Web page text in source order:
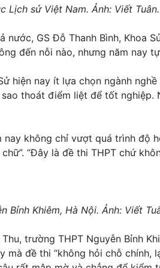
Lịch sử Việt Nam. Ảnh: Viết Tuân.
GS Đỗ Thanh Bình, Khoa
đến nỗi nào, nhưng năm nay
hiện nay ít lựa chọn ngành
thoát điểm liệt để tốt nghiệp.
nay không chỉ vượt quá trình độ
“Đây là đề thi THPT chứ
Bỉnh Khiêm, Hà Nội. Ảnh: Viết
trường THPT Nguyễn Bỉnh
đề thi “không hỏi chỗ chính,